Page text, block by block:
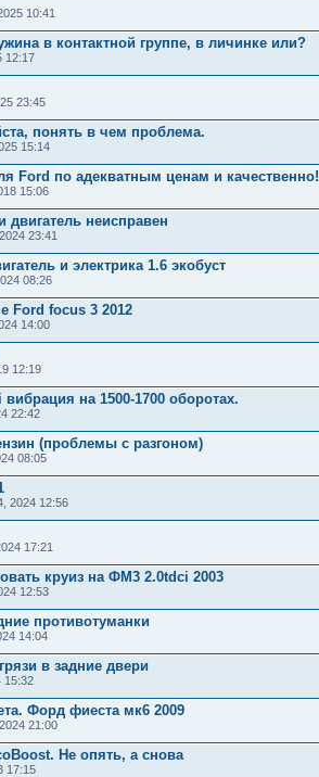
10:41
в контактной группе, в личинке или?
12:17
23:45
понять в чем проблема.
15:14
Ford по адекватным ценам и качественно!
15:06
двигатель неисправен
23:41
и электрика 1.6 экобуст
08:26
Ford focus 3 2012
14:00
12:19
на 1500-1700 оборотах.
22:42
(проблемы с разгоном)
08:05
2024 12:56
17:21
круиз на ФМ3 2.0tdci 2003
12:53
противотуманки
14:04
в задние двери
15:32
Форд фиеста мк6 2009
21:00
Не опять, а снова
17:15